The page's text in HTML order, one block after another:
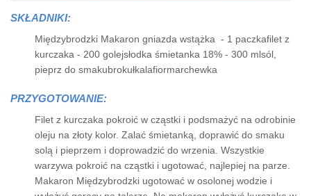
SKŁADNIKI:
Międzybrodzki Makaron gniazda wstążka - 1 paczkafilet z
kurczaka - 200 golejsłodka śmietanka 18% - 300 mlsól,
pieprz do smakubrokułkalafiormarchewka
PRZYGOTOWANIE:
Filet z kurczaka pokroić w cząstki i podsmażyć na odrobinie
oleju na złoty kolor. Zalać śmietanką, doprawić do smaku
solą i pieprzem i doprowadzić do wrzenia. Wszystkie
warzywa pokroić na cząstki i ugotować, najlepiej na parze.
Makaron Międzybrodzki ugotować w osolonej wodzie i